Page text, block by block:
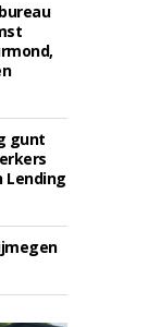
gunt
Lending